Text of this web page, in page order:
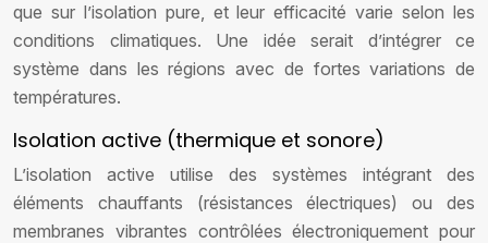
que sur l’isolation pure, et leur efficacité varie selon les
conditions climatiques. Une idée serait d’intégrer ce
système dans les régions avec de fortes variations de
températures.
Isolation active (thermique et sonore)
L’isolation active utilise des systèmes intégrant des
éléments chauffants (résistances électriques) ou des
membranes vibrantes contrôlées électroniquement pour